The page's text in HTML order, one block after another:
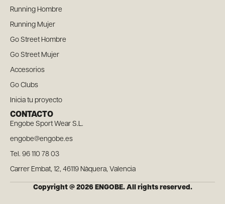
Running Hombre
Running Mujer
Go Street Hombre
Go Street Mujer
Accesorios
Go Clubs
Inicia tu proyecto
CONTACTO
Engobe Sport Wear S.L.
engobe@engobe.es
Tel. 96 110 78 03
Carrer Embat, 12, 46119 Nàquera, Valencia
Copyright @ 2026 ENGOBE. All rights reserved.